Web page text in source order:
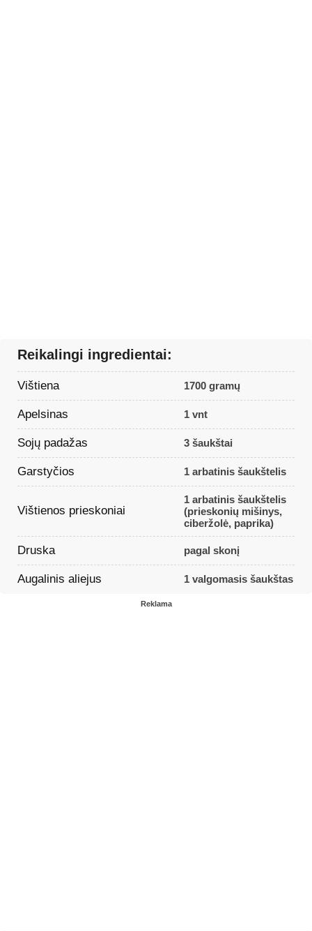
Reikalingi ingredientai:
Vištiena 1700 gramų
Apelsinas 1 vnt
Sojų padažas 3 šaukštai
Garstyčios 1 arbatinis šaukštelis
Vištienos prieskoniai
1 arbatinis šaukštelis
(prieskonių mišinys,
ciberžolė, paprika)
Druska pagal skonį
Augalinis aliejus 1 valgomasis šaukštas
Reklama